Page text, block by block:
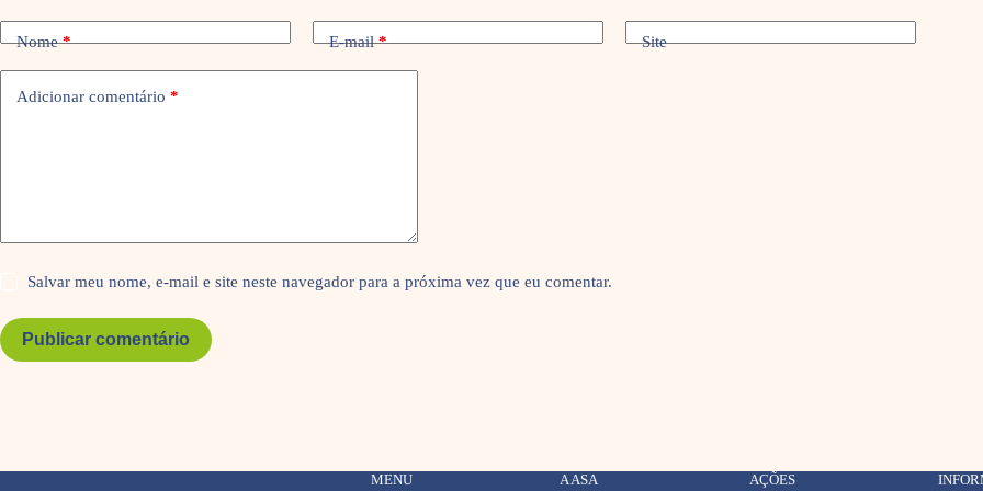
Nome* E-mail* Site
Adicionar comentário *
Salvar meu nome, e-mail e site neste navegador para a próxima vez que eu comentar.
Publicar comentário
MENU A ASA AÇÕES